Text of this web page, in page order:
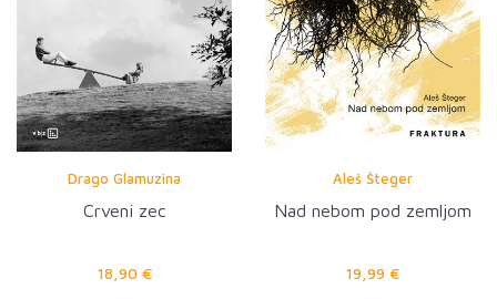
Drago Glamuzina
Crveni zec
18,90 €
Aleš Šteger
Nad nebom pod zemljom
19,99 €